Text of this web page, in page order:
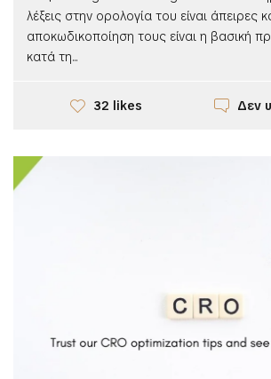
λέξεις στην ορολογία του είναι άπειρες
αποκωδικοποίηση τους είναι η βασική
κατά τη...
32 likes Δεν